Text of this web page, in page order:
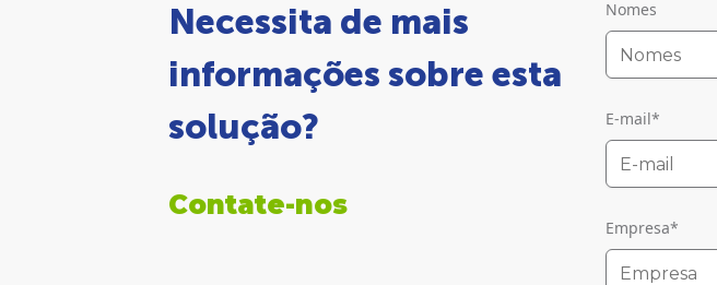
Necessita de mais
informações sobre esta
solução?
Contate-nos
Nomes
E-mail*
Empresa*